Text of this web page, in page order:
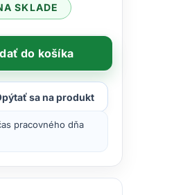
SKLADE
do košíka
sa na produkt
pracovného dňa